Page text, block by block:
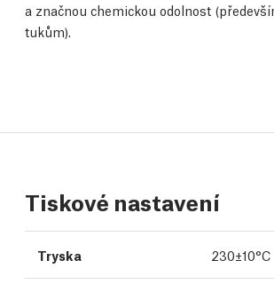
a značnou chemickou odolnost
tukům).
Tiskové nastavení
Tryska 230±10°C